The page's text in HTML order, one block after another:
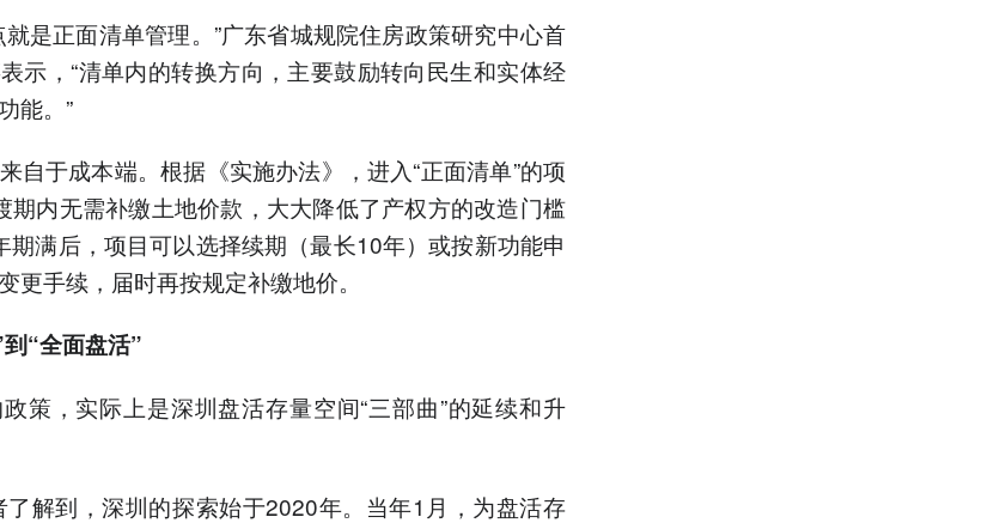
就是正面清单管理。”广东省城规院住房政策研究中心首
示，“清单内的转换方向，主要鼓励转向民生和实体经
能。”
自于成本端。根据《实施办法》，进入“正面清单”的项
期内无需补缴土地价款，大大降低了产权方的改造门槛
期满后，项目可以选择续期（最长10年）或按新功能申
更手续，届时再按规定补缴地价。
“全面盘活”
策，实际上是深圳盘活存量空间“三部曲”的延续和升
了解到，深圳的探索始于2020年。当年1月，为盘活存